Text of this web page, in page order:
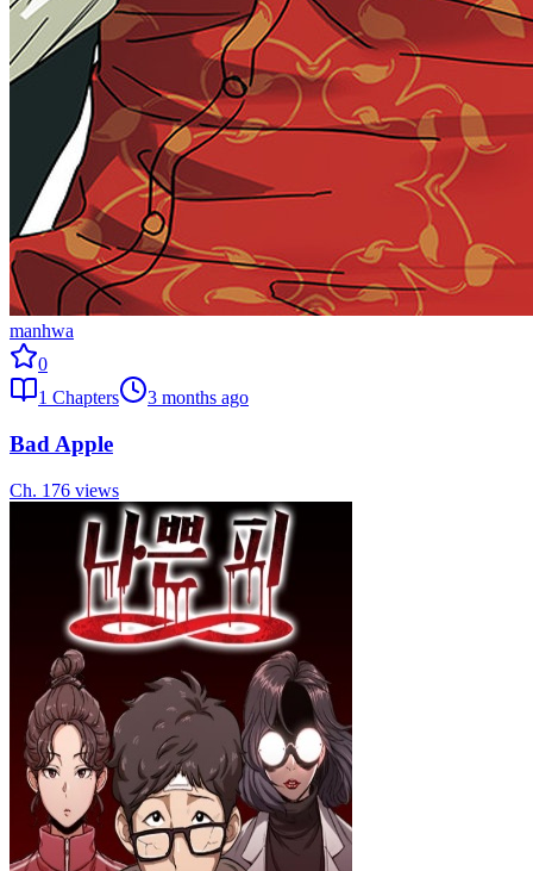
manhwa
0
1 Chapters 3 months ago
Bad Apple
Ch. 1 76 views